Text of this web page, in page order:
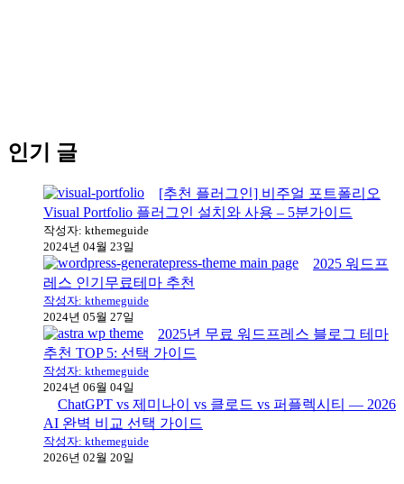
인기 글
[추천 플러그인] 비주얼 포트폴리오
Visual Portfolio 플러그인 설치와 사용 – 5분가이드
작성자: kthemeguide
2024년 04월 23일
2025 워드프
레스 인기무료테마 추천
작성자: kthemeguide
2024년 05월 27일
2025년 무료 워드프레스 블로그 테마
추천 TOP 5: 선택 가이드
작성자: kthemeguide
2024년 06월 04일
ChatGPT vs 제미나이 vs 클로드 vs 퍼플렉시티 — 2026
AI 완벽 비교 선택 가이드
작성자: kthemeguide
2026년 02월 20일